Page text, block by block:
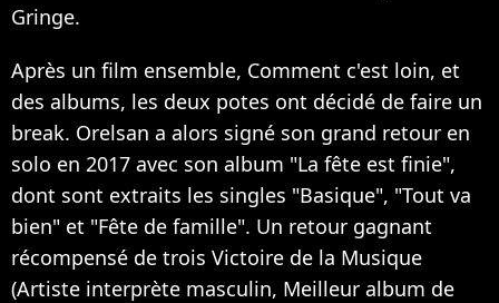
Gringe.
Après un film ensemble, Comment c'est loin, et
des albums, les deux potes ont décidé de faire un
break. Orelsan a alors signé son grand retour en
solo en 2017 avec son album "La fête est finie",
dont sont extraits les singles "Basique", "Tout va
bien" et "Fête de famille". Un retour gagnant
récompensé de trois Victoire de la Musique
(Artiste interprète masculin, Meilleur album de